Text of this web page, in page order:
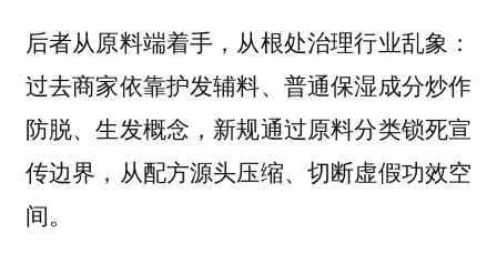
后者从原料端着手，从根处治理行业乱象：
过去商家依靠护发辅料、普通保湿成分炒作
防脱、生发概念，新规通过原料分类锁死宣
传边界，从配方源头压缩、切断虚假功效空
间。